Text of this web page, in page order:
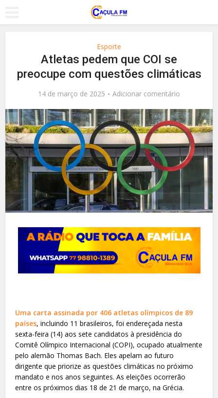
Esporte
Atletas pedem que COI se
preocupe com questões climáticas
14 de março de 2025 Adicionar comentário
Uma carta assinada por 406 atletas olímpicos de 89
países, incluindo 11 brasileiros, foi endereçada nesta
sexta-feira (14) aos sete candidatos à presidência do
Comitê Olímpico Internacional (COPI), ocupado atualmente
pelo alemão Thomas Bach. Eles apelam ao futuro
dirigente que priorize as questões climáticas no próximo
mandato e nos anos seguintes. As eleições ocorrerão
entre os próximos dias 18 de 21 de março, na Grécia.